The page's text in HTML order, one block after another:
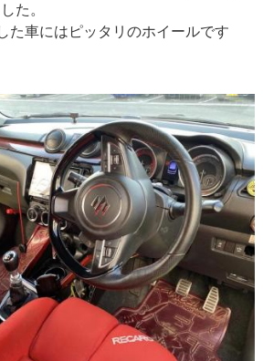
た。
た車にはピッタリのホイールです